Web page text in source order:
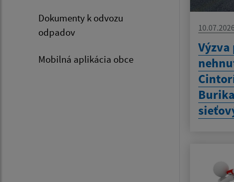
Dokumenty k odvozu
odpadov
Mobilná aplikácia obce
10.07.2026